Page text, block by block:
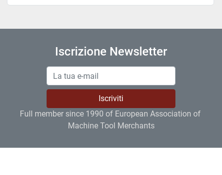
Iscrizione Newsletter
Iscriviti
Full member since 1990 of European Association of
Machine Tool Merchants